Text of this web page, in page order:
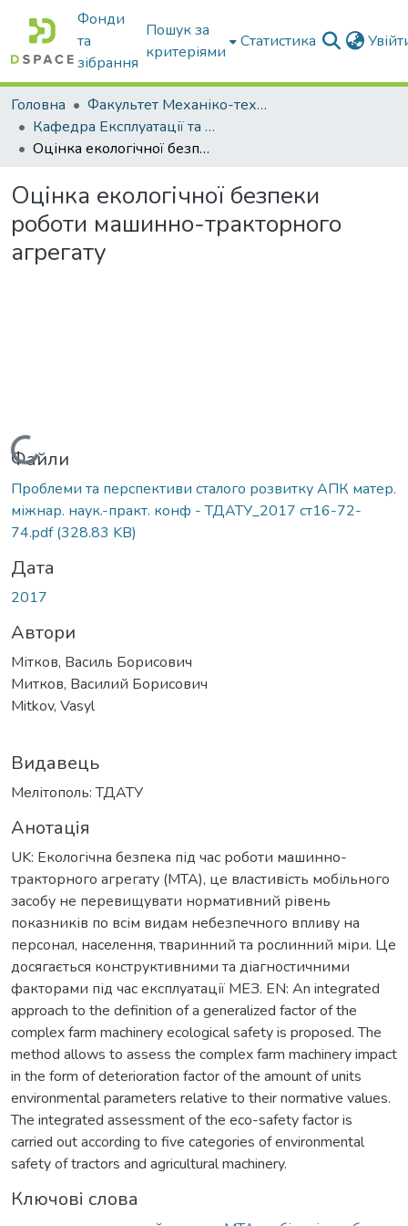
Фонди
та
зібрання
Пошук за
критеріями
Статистика
Головна
Факультет Механіко-технологічний
Кафедра Експлуатації та технічного сервісу машин
Оцінка екологічної безпеки роботи машинно-тракторного агрегату
Оцінка екологічної безпеки
роботи машинно-тракторного
агрегату
Вантажиться...
Файли
Проблеми та перспективи сталого розвитку АПК матер.
міжнар. наук.-практ. конф - ТДАТУ_2017 ст16-72-
74.pdf(328.83 KB)
Дата
2017
Автори
Мітков, Василь Борисович
Митков, Василий Борисович
Mitkov, Vasyl
Видавець
Мелітополь: ТДАТУ
Анотація
UK: Екологічна безпека під час роботи машинно-
тракторного агрегату (МТА), це властивість мобільного
засобу не перевищувати нормативний рівень
показників по всім видам небезпечного впливу на
персонал, населення, тваринний та рослинний міри. Це
досягається конструктивними та діагностичними
факторами під час експлуатації МЕЗ. EN: An integrated
approach to the definition of a generalized factor of the
complex farm machinery ecological safety is proposed. The
method allows to assess the complex farm machinery impact
in the form of deterioration factor of the amount of units
environmental parameters relative to their normative values.
The integrated assessment of the eco-safety factor is
carried out according to five categories of environmental
safety of tractors and agricultural machinery.
Ключові слова